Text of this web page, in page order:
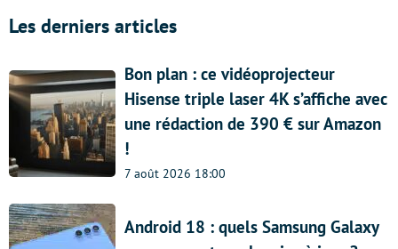
Les derniers articles
Bon plan : ce vidéoprojecteur
Hisense triple laser 4K s’affiche avec
une rédaction de 390 € sur Amazon
!
7 août 2026 18:00
Android 18 : quels Samsung Galaxy